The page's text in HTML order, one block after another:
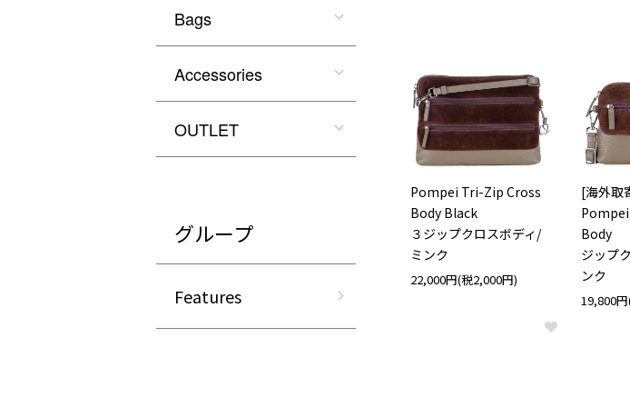
Pompei Tri-Zip Cross
Body Black
３ジップクロスボディ/
ミンク
22,000円(税2,000円)
[海外取
Body
ジップ
ンク
19,800
Bags
Accessories
OUTLET
グループ
Features